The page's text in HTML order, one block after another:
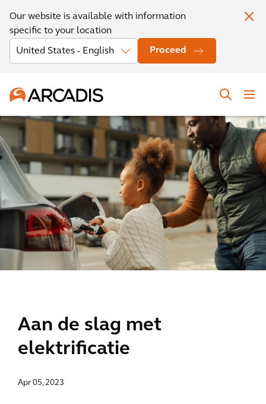
Our website is available with information
specific to your location
Proceed
Aan de slag met
elektrificatie
Apr 05, 2023